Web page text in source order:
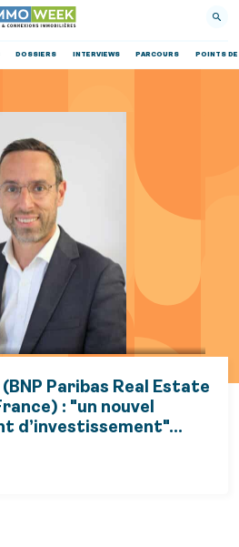
DOSSIERS INTERVIEWS PARCOURS POINTS DE
Paribas Real Estate
: "un nouvel
d’investissement"…